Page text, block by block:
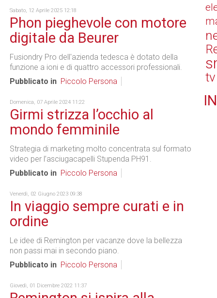
Sabato, 12 Aprile 2025 12:18
Phon pieghevole con motore
digitale da Beurer
Fusiondry Pro dell'azienda tedesca è dotato della
funzione a ioni e di quattro accessori professionali.
Pubblicato in Piccolo Persona
Domenica, 07 Aprile 2024 11:22
Girmi strizza l’occhio al
mondo femminile
Strategia di marketing molto concentrata sul formato
video per l’asciugacapelli Stupenda PH91.
Pubblicato in Piccolo Persona
Venerdì, 02 Giugno 2023 09:38
In viaggio sempre curati e in
ordine
Le idee di Remington per vacanze dove la bellezza
non passi mai in secondo piano.
Pubblicato in Piccolo Persona
Giovedì, 01 Dicembre 2022 11:37
tv
IN